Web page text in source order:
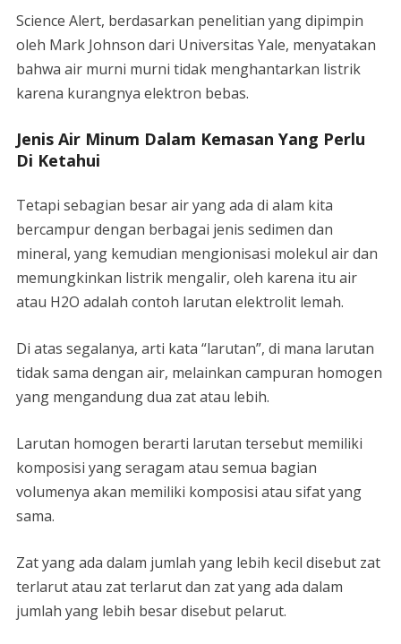
Science Alert, berdasarkan penelitian yang dipimpin
oleh Mark Johnson dari Universitas Yale, menyatakan
bahwa air murni murni tidak menghantarkan listrik
karena kurangnya elektron bebas.
Jenis Air Minum Dalam Kemasan Yang Perlu
Di Ketahui
Tetapi sebagian besar air yang ada di alam kita
bercampur dengan berbagai jenis sedimen dan
mineral, yang kemudian mengionisasi molekul air dan
memungkinkan listrik mengalir, oleh karena itu air
atau H2O adalah contoh larutan elektrolit lemah.
Di atas segalanya, arti kata “larutan”, di mana larutan
tidak sama dengan air, melainkan campuran homogen
yang mengandung dua zat atau lebih.
Larutan homogen berarti larutan tersebut memiliki
komposisi yang seragam atau semua bagian
volumenya akan memiliki komposisi atau sifat yang
sama.
Zat yang ada dalam jumlah yang lebih kecil disebut zat
terlarut atau zat terlarut dan zat yang ada dalam
jumlah yang lebih besar disebut pelarut.